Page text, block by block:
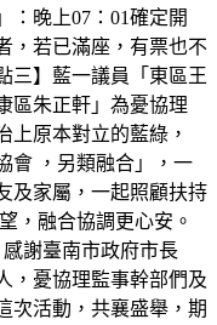
：晚上07：01確定開
，若已滿座，有票也不
三】藍一議員「東區王
區朱正軒」為憂協理
上原本對立的藍綠，
會 ，另類融合」，一
及家屬，一起照顧扶持
，融合協調更心安。
感謝臺南市政府市長
，憂協理監事幹部們及
次活動，共襄盛舉，期